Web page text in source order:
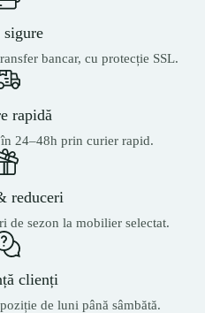
bancar, cu protecție SSL.
rapidă
24–48h prin curier rapid.
reduceri
de sezon la mobilier selectat.
clienți
de luni până sâmbătă.